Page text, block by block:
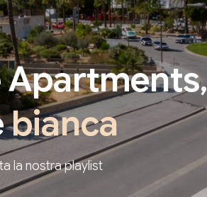
Apartments,
bianca
la nostra playlist